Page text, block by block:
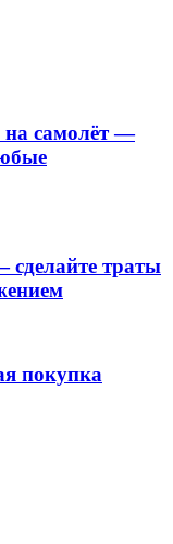
самолёт —
траты
покупка